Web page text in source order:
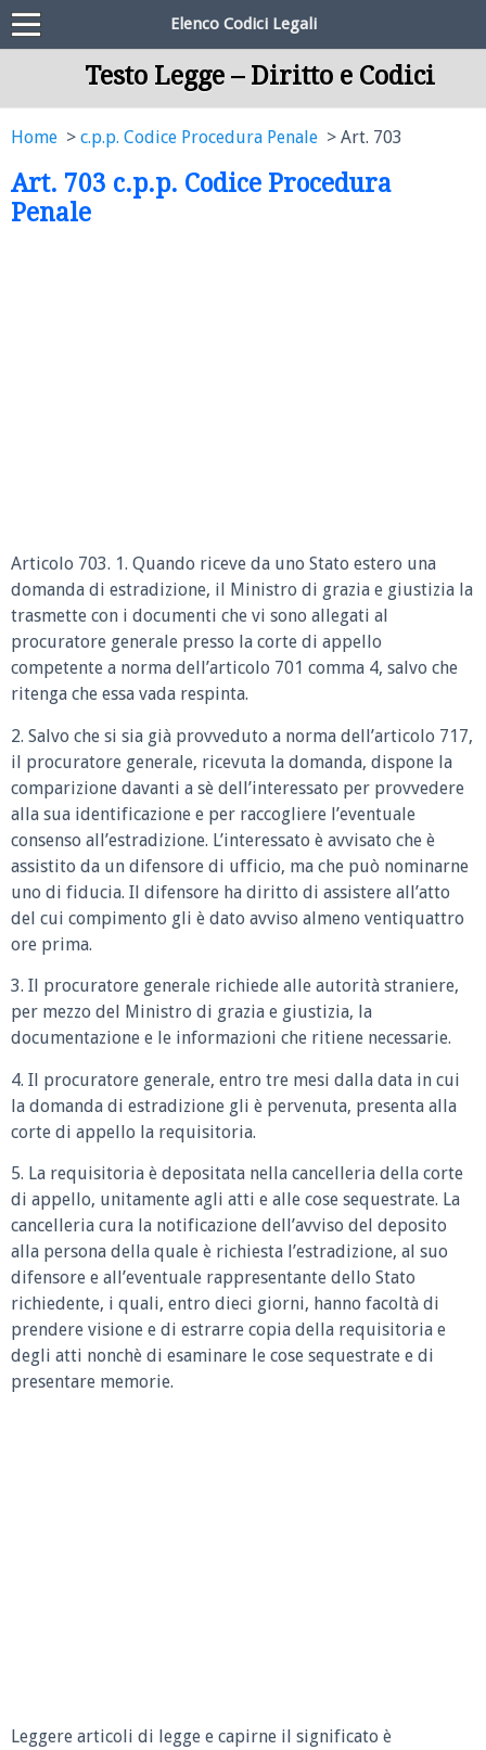
Elenco Codici Legali
Testo Legge – Diritto e Codici
Home c.p.p. Codice Procedura Penale Art. 703
Art. 703 c.p.p. Codice Procedura
Penale
Articolo 703. 1. Quando riceve da uno Stato estero una
domanda di estradizione, il Ministro di grazia e giustizia la
trasmette con i documenti che vi sono allegati al
procuratore generale presso la corte di appello
competente a norma dell’articolo 701 comma 4, salvo che
ritenga che essa vada respinta.
2. Salvo che si sia già provveduto a norma dell’articolo 717,
il procuratore generale, ricevuta la domanda, dispone la
comparizione davanti a sè dell’interessato per provvedere
alla sua identificazione e per raccogliere l’eventuale
consenso all’estradizione. L’interessato è avvisato che è
assistito da un difensore di ufficio, ma che può nominarne
uno di fiducia. Il difensore ha diritto di assistere all’atto
del cui compimento gli è dato avviso almeno ventiquattro
ore prima.
3. Il procuratore generale richiede alle autorità straniere,
per mezzo del Ministro di grazia e giustizia, la
documentazione e le informazioni che ritiene necessarie.
4. Il procuratore generale, entro tre mesi dalla data in cui
la domanda di estradizione gli è pervenuta, presenta alla
corte di appello la requisitoria.
5. La requisitoria è depositata nella cancelleria della corte
di appello, unitamente agli atti e alle cose sequestrate. La
cancelleria cura la notificazione dell’avviso del deposito
alla persona della quale è richiesta l’estradizione, al suo
difensore e all’eventuale rappresentante dello Stato
richiedente, i quali, entro dieci giorni, hanno facoltà di
prendere visione e di estrarre copia della requisitoria e
degli atti nonchè di esaminare le cose sequestrate e di
presentare memorie.
Leggere articoli di legge e capirne il significato è